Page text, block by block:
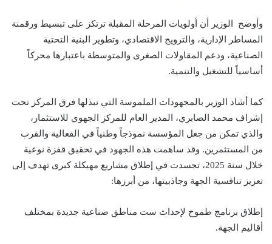
وأوضح الوزير أن أولويات المرحلة المقبلة ترتكز على تبسيط ورقمنة
المساطر الإدارية، والترويج الاقتصادي، وتطوير البنية التحتية
الصناعية، ودعم المقاولات الصغرى والمتوسطة باعتبارها محركاً
أساسياً للتشغيل والتنمية.
كما أشاد الوزير بالمجهودات الملموسة التي تبذلها فرق المركز تحت
إشراف محمد الصابري، المدير العام للمركز الجهوي للاستثمار،
والذي تمكن من جعل المؤسسة نموذجاً وطنياً في الفعالية والقرب
من المستثمرين. وقد ساهمت هذه الجهود في تحقيق قفزة نوعية
خلال سنة 2025، تجسدت في إطلاق مشاريع مهيكلة كبرى تهدف إلى
تعزيز تنافسية الجهة وجاذبيتها، من أبرزها:
إطلاق برنامج طموح لإحداث ست مناطق صناعية جديدة بمختلف
أقاليم الجهة.